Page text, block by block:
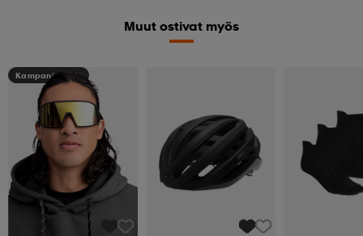
Muut ostivat myös
Kampanja -25%